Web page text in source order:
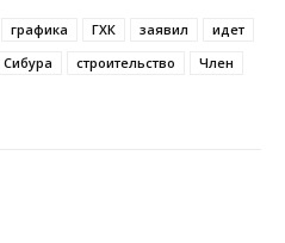
графика ГХК заявил
идет
Сибура строительство
Член